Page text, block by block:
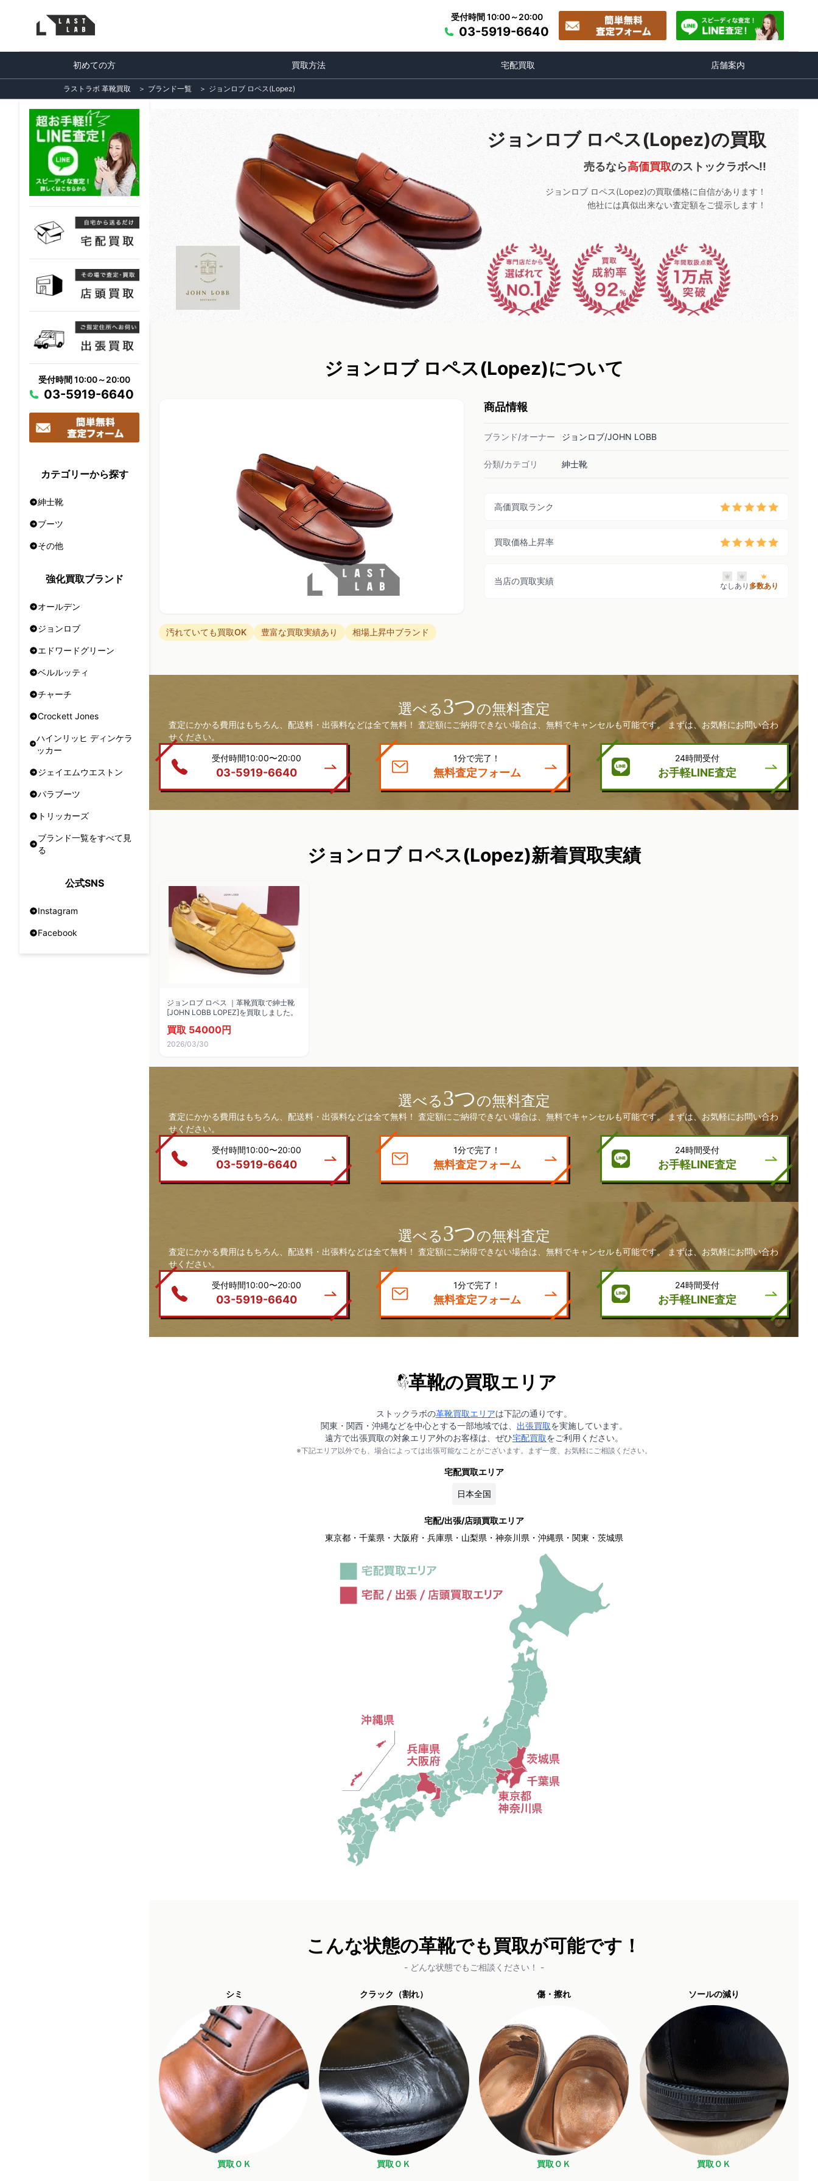
受付時間 10:00～20:00
03-5919-6640
初めての方 買取方法 宅配買取 店舗案内
ラストラボ 革靴買取 ＞ ブランド一覧 ＞ ジョンロブ ロペス(Lopez)
受付時間 10:00～20:00
03-5919-6640
カテゴリーから探す
紳士靴
ブーツ
その他
強化買取ブランド
オールデン
ジョンロブ
エドワードグリーン
ベルルッティ
チャーチ
Crockett Jones
ハインリッヒ ディンケラ
ッカー
ジェイエムウエストン
パラブーツ
トリッカーズ
ブランド一覧をすべて見
る
公式SNS
Instagram
Facebook
ジョンロブ ロペス(Lopez)の買取
売るなら高価買取のストックラボへ!!
ジョンロブ ロペス(Lopez)の買取価格に自信があります！
他社には真似出来ない査定額をご提示します！
ジョンロブ ロペス(Lopez)について
汚れていても買取OK 豊富な買取実績あり 相場上昇中ブランド
商品情報
ブランド/オーナー ジョンロブ/JOHN LOBB
分類/カテゴリ 紳士靴
高価買取ランク
買取価格上昇率
当店の買取実績 なし あり 多数あり
選べる3つの無料査定
査定にかかる費用はもちろん、配送料・出張料などは全て無料！ 査定額にご納得できない場合は、無料でキャンセルも可能です。 まずは、お気軽にお問い合わ
せください。
受付時間10:00〜20:00
03-5919-6640
1分で完了！
無料査定フォーム
24時間受付
お手軽LINE査定
ジョンロブ ロペス(Lopez)新着買取実績
ジョンロブ ロペス ｜革靴買取で紳士靴
[JOHN LOBB LOPEZ]を買取しました。
買取 54000円
2026/03/30
選べる3つの無料査定
査定にかかる費用はもちろん、配送料・出張料などは全て無料！ 査定額にご納得できない場合は、無料でキャンセルも可能です。 まずは、お気軽にお問い合わ
せください。
受付時間10:00〜20:00
03-5919-6640
1分で完了！
無料査定フォーム
24時間受付
お手軽LINE査定
選べる3つの無料査定
査定にかかる費用はもちろん、配送料・出張料などは全て無料！ 査定額にご納得できない場合は、無料でキャンセルも可能です。 まずは、お気軽にお問い合わ
せください。
受付時間10:00〜20:00
03-5919-6640
1分で完了！
無料査定フォーム
24時間受付
お手軽LINE査定
革靴の買取エリア
ストックラボの革靴買取エリアは下記の通りです。
関東・関西・沖縄などを中心とする一部地域では、 出張買取を実施しています。
遠方で出張買取の対象エリア外のお客様は、ぜひ宅配買取をご利用ください。
※下記エリア以外でも、場合によっては出張可能なことがございます。まず一度、お気軽にご相談ください。
宅配買取エリア
日本全国
宅配/出張/店頭買取エリア
東京都・千葉県・大阪府・兵庫県・山梨県・神奈川県・沖縄県・関東・茨城県
こんな状態の革靴でも買取が可能です！
- どんな状態でもご相談ください！ -
シミ
買取ＯＫ
クラック（割れ）
買取ＯＫ
傷・擦れ
買取ＯＫ
ソールの減り
買取ＯＫ